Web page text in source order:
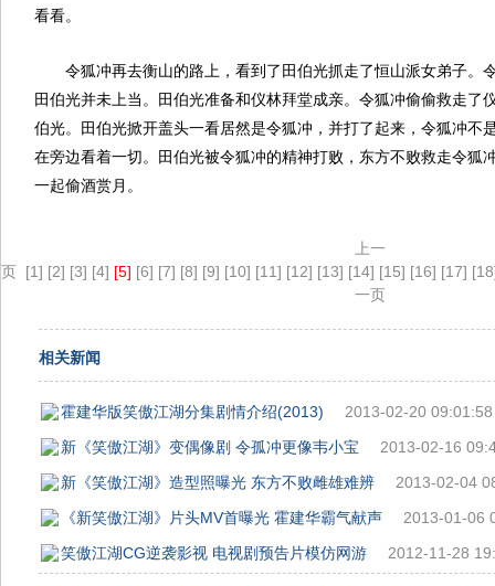
看看。
令狐冲再去衡山的路上，看到了田伯光抓走了恒山派女弟子。
田伯光并未上当。田伯光准备和仪林拜堂成亲。令狐冲偷偷救走了
伯光。田伯光掀开盖头一看居然是令狐冲，并打了起来，令狐冲不
在旁边看着一切。田伯光被令狐冲的精神打败，东方不败救走令狐
一起偷酒赏月。
上一
页 [1] [2] [3] [4] [5] [6] [7] [8] [9] [10] [11] [12] [13] [14] [15] [16] [17]
一页
相关新闻
霍建华版笑傲江湖分集剧情介绍(2013)
2013-02-20 09:01:58
新《笑傲江湖》变偶像剧 令孤冲更像韦小宝
2013-02-16
新《笑傲江湖》造型照曝光 东方不败雌雄难辨
2013-02-04
《新笑傲江湖》片头MV首曝光 霍建华霸气献声
2013-01-06
笑傲江湖CG逆袭影视 电视剧预告片模仿网游
2012-11-28